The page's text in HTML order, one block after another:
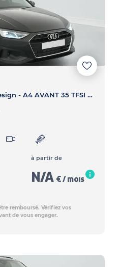
35 TFSI 150 S tronic 7 Design - A4 AVANT 35 TFSI 150 S tronic 7 Design
à partir de
N/A € / mois
remboursé. Vérifiez vos
de vous engager.